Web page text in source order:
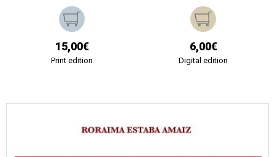
15,00€
Print edition
6,00€
Digital edition